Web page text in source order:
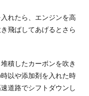
れたら、エンジンを高
飛ばしてあげるとさら
積したカーボンを吹き
以や添加剤を入れた時
道路でシフトダウンし